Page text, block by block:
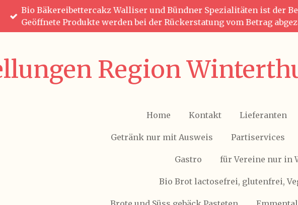
Zum
Hauptinhalt
springen
Bio Bäkereibettercakz Walliser und Bündner Spezialitäten ist der
Geöffnete Produkte werden bei der Rückerstatung vom Betrag
Region
Home Kontakt Lieferanten
Getränk nur mit Ausweis Partiservices
Gastro für Vereine nur in
Bio Brot lactosefrei, glutenfrei,